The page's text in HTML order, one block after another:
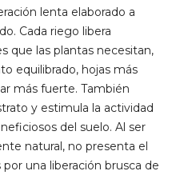
lenta elaborado a
Cada riego libera
que las plantas necesitan,
equilibrado, hojas más
más fuerte. También
y estimula la actividad
del suelo. Al ser
natural, no presenta el
una liberación brusca de